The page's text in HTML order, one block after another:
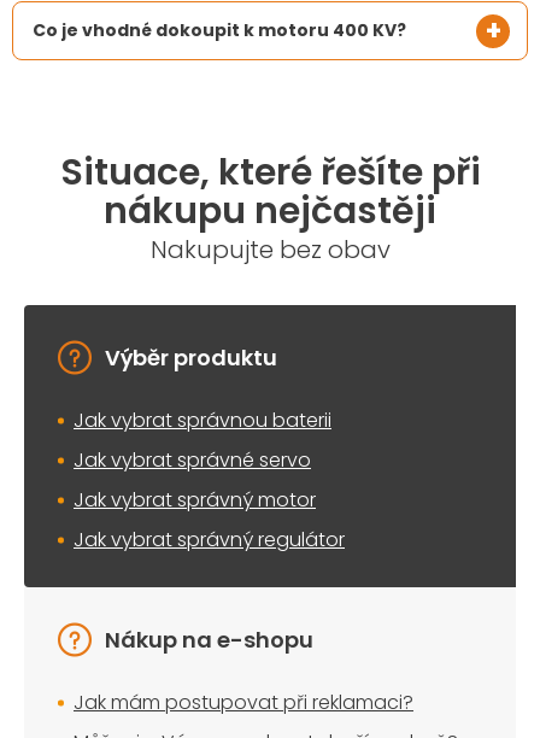
Co je vhodné dokoupit k motoru 400 KV?
Situace, které řešíte při
nákupu nejčastěji
Nakupujte bez obav
Výběr produktu
Jak vybrat správnou baterii
Jak vybrat správné servo
Jak vybrat správný motor
Jak vybrat správný regulátor
Nákup na e-shopu
Jak mám postupovat při reklamaci?